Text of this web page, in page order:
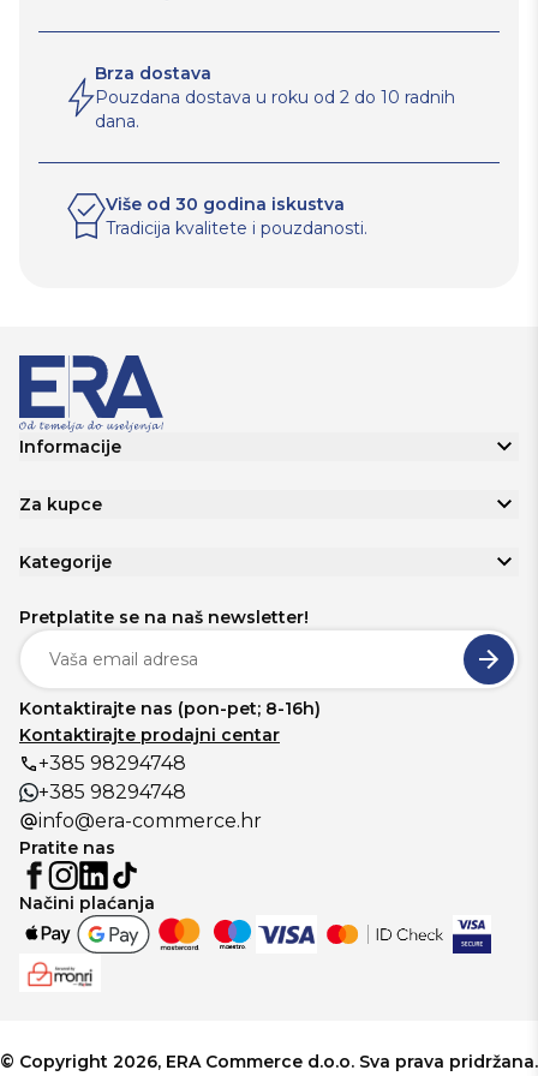
Brza dostava
Pouzdana dostava u roku od 2 do 10 radnih
dana.
Više od 30 godina iskustva
Tradicija kvalitete i pouzdanosti.
Informacije
Za kupce
Kategorije
Pretplatite se na naš newsletter!
Kontaktirajte nas (pon-pet; 8-16h)
Kontaktirajte prodajni centar
+385 98294748
+385 98294748
info@era-commerce.hr
Pratite nas
Načini plaćanja
© Copyright 2026, ERA Commerce d.o.o. Sva prava pridržana.